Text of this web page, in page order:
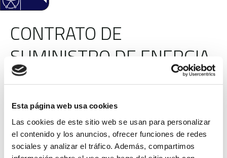
Esta página web usa cookies
Las cookies de este sitio web se usan para personalizar
el contenido y los anuncios, ofrecer funciones de redes
sociales y analizar el tráfico. Además, compartimos
CONTRATO DE
SUMINISTRO DE ENERGIA
ELECTRICA DE LAS
INSTALACIONES DEL
AYUNTAMIENTO DE SAN
VICENTE DEL RASPEIG